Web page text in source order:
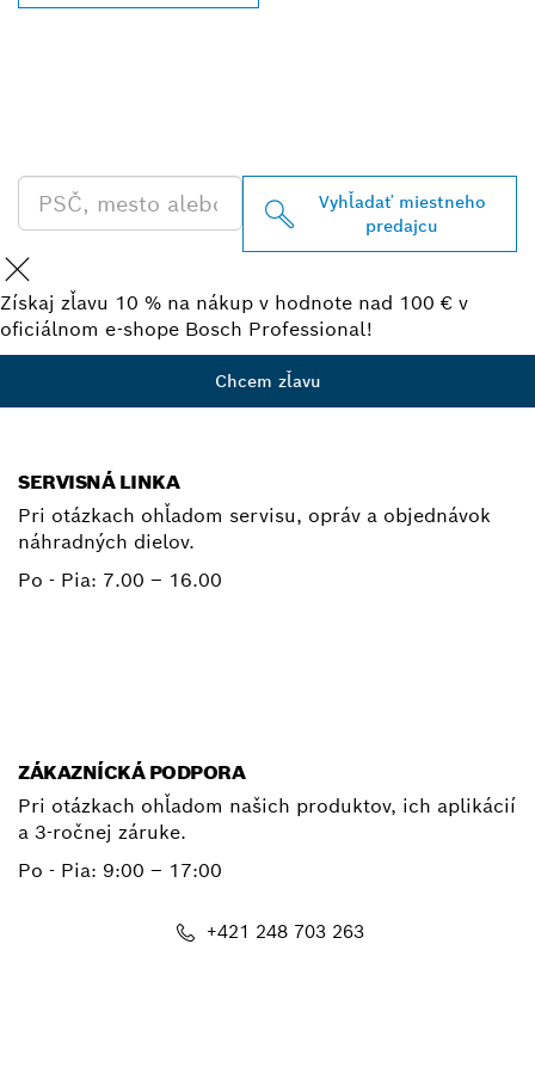
Vyhľadať miestneho
predajcu
Získaj zľavu 10 % na nákup v hodnote nad 100 € v
oficiálnom e-shope Bosch Professional!
Chcem zľavu
SERVISNÁ LINKA
Pri otázkach ohľadom servisu, opráv a objednávok
náhradných dielov.
Po - Pia: 7.00 – 16.00
ZÁKAZNÍCKÁ PODPORA
Pri otázkach ohľadom našich produktov, ich aplikácií
a 3-ročnej záruke.
Po - Pia: 9:00 – 17:00
+421 248 703 263